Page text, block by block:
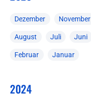
Dezember November
August Juli Juni
Februar Januar
2024